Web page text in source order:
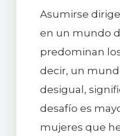
Asumirse
en un mundo
predominan
decir, un
desigual,
desafío es
mujeres que